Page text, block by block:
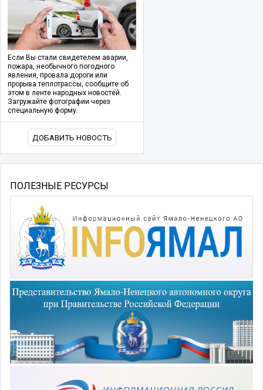
Если Вы стали свидетелем аварии,
пожара, необычного погодного
явления, провала дороги или
прорыва теплотрассы, сообщите об
этом в ленте народных новостей.
Загружайте фотографии через
специальную форму.
ДОБАВИТЬ НОВОСТЬ
ПОЛЕЗНЫЕ РЕСУРСЫ